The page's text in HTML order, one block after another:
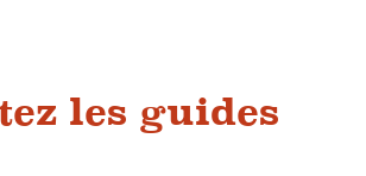
les guides